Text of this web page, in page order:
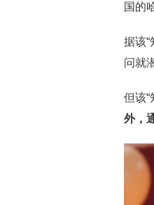
国的
据该
问就
但该
外，